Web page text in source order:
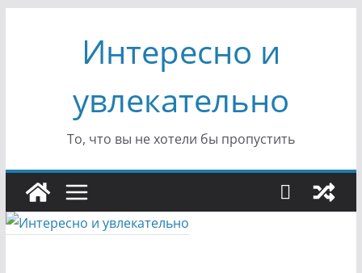
содержимомуИнтересно и
увлекательно
То, что вы не хотели бы пропустить